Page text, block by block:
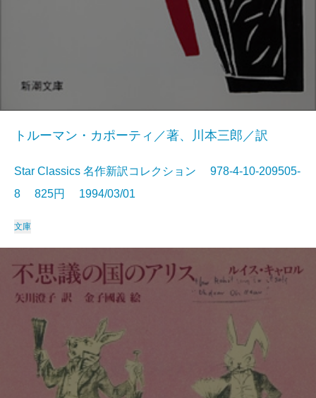
トルーマン・カポーティ／著、川本三郎／訳
Star Classics 名作新訳コレクション 978-4-10-209505-
8 825円 1994/03/01
文庫